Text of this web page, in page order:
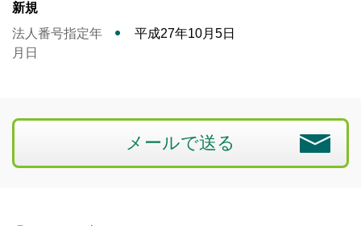
新規
法人番号指定年
月日
平成27年10月5日
メールで送る